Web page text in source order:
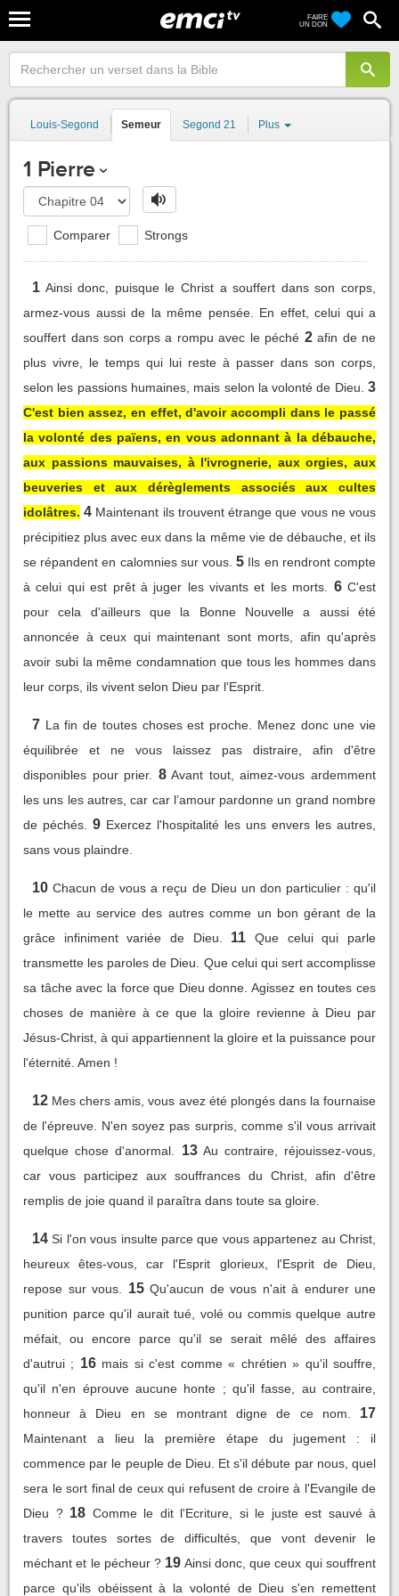
FAIRE
UN DON
Louis-Segond Semeur Segond 21 Plus
1 Pierre
Comparer Strongs
1 Ainsi donc, puisque le Christ a souffert dans son corps,
armez-vous aussi de la même pensée. En effet, celui qui a
souffert dans son corps a rompu avec le péché 2 afin de ne
plus vivre, le temps qui lui reste à passer dans son corps,
selon les passions humaines, mais selon la volonté de Dieu. 3
C'est bien assez, en effet, d'avoir accompli dans le passé
la volonté des païens, en vous adonnant à la débauche,
aux passions mauvaises, à l'ivrognerie, aux orgies, aux
beuveries et aux dérèglements associés aux cultes
idolâtres. 4 Maintenant ils trouvent étrange que vous ne vous
précipitiez plus avec eux dans la même vie de débauche, et ils
se répandent en calomnies sur vous. 5 Ils en rendront compte
à celui qui est prêt à juger les vivants et les morts.
6 C'est
pour cela d'ailleurs que la Bonne Nouvelle a aussi été
annoncée à ceux qui maintenant sont morts, afin qu'après
avoir subi la même condamnation que tous les hommes dans
leur corps, ils vivent selon Dieu par l'Esprit.
7 La fin de toutes choses est proche. Menez donc une vie
équilibrée et ne vous laissez pas distraire, afin d'être
disponibles pour prier.
8 Avant tout, aimez-vous ardemment
les uns les autres, car car l’amour pardonne un grand nombre
de péchés.
9 Exercez l'hospitalité les uns envers les autres,
sans vous plaindre.
10 Chacun de vous a reçu de Dieu un don particulier : qu'il
le mette au service des autres comme un bon gérant de la
grâce infiniment variée de Dieu.
11
Que celui qui parle
transmette les paroles de Dieu. Que celui qui sert accomplisse
sa tâche avec la force que Dieu donne. Agissez en toutes ces
choses de manière à ce que la gloire revienne à Dieu par
Jésus-Christ, à qui appartiennent la gloire et la puissance pour
l'éternité. Amen !
12 Mes chers amis, vous avez été plongés dans la fournaise
de l'épreuve. N'en soyez pas surpris, comme s'il vous arrivait
quelque chose d'anormal.
13 Au contraire, réjouissez-vous,
car vous participez aux souffrances du Christ, afin d'être
remplis de joie quand il paraîtra dans toute sa gloire.
14 Si l'on vous insulte parce que vous appartenez au Christ,
heureux êtes-vous, car l'Esprit glorieux, l'Esprit de Dieu,
repose sur vous.
15 Qu'aucun de vous n'ait à endurer une
punition parce qu'il aurait tué, volé ou commis quelque autre
méfait, ou encore parce qu'il se serait mêlé des affaires
d'autrui ; 16 mais si c'est comme « chrétien » qu'il souffre,
qu'il n'en éprouve aucune honte ; qu'il fasse, au contraire,
honneur à Dieu en se montrant digne de ce nom.
17
Maintenant a lieu la première étape du jugement : il
commence par le peuple de Dieu. Et s'il débute par nous, quel
sera le sort final de ceux qui refusent de croire à l'Evangile de
Dieu ? 18 Comme le dit l'Ecriture, si le juste est sauvé à
travers toutes sortes de difficultés, que vont devenir le
méchant et le pécheur ? 19 Ainsi donc, que ceux qui souffrent
parce qu'ils obéissent à la volonté de Dieu s'en remettent